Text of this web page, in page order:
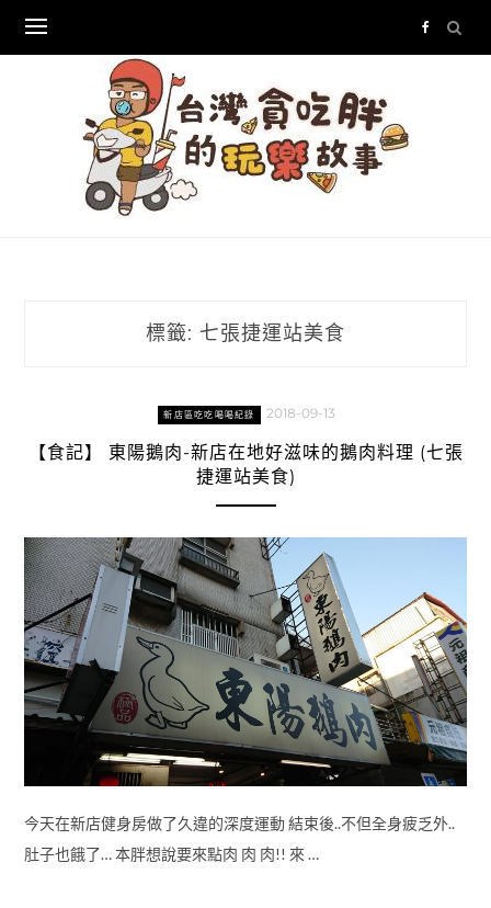
content
標籤: 七張捷運站美食
新店區吃吃喝喝紀錄 2018-09-13
【食記】 東陽鵝肉-新店在地好滋味的鵝肉料理 (七張
捷運站美食)
今天在新店健身房做了久違的深度運動 結束後..不但全身疲乏外..
肚子也餓了… 本胖想說要來點肉 肉 肉!! 來 …